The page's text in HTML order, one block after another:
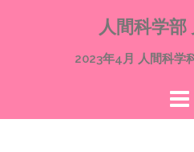
人間科学部
2023年4月 人間科学